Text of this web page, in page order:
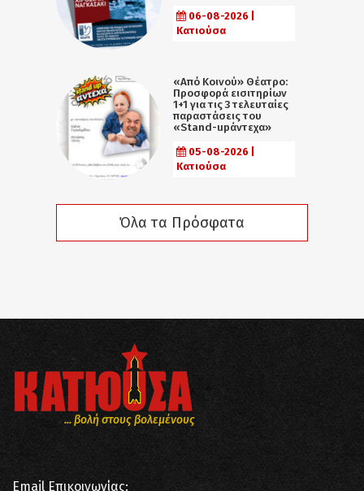
06-08-2026 |
Κατιούσα
«Από Κοινού» Θέατρο:
Προσφορά εισιτηρίων
1+1 για τις 3 τελευταίες
παραστάσεις του
«Stand-upάντεχα»
05-08-2026 |
Κατιούσα
Όλα τα Πρόσφατα
... βολή στους βολεμένους
Email Επικοινωνίας: